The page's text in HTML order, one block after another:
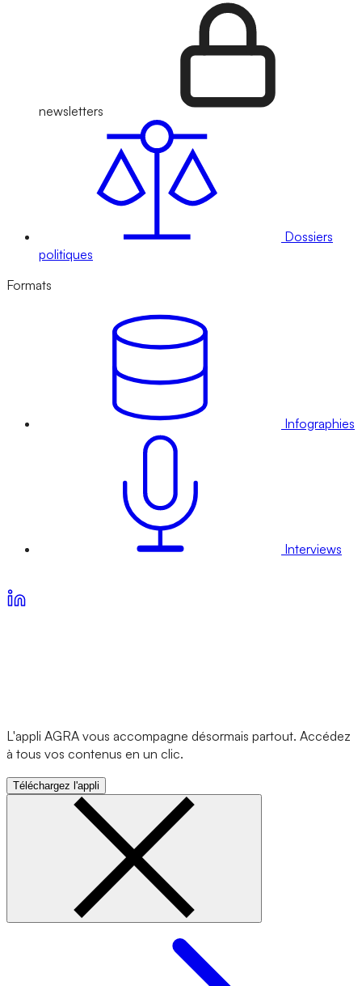
newsletters
Dossiers
politiques
Formats
Infographies
Interviews
L'appli AGRA vous accompagne désormais partout. Accédez
à tous vos contenus en un clic.
Téléchargez l'appli